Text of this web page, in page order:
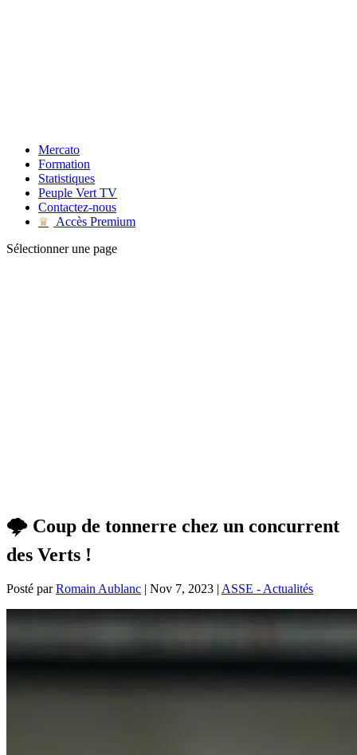
Mercato
Formation
Statistiques
Peuple Vert TV
Contactez-nous
♛
Accès Premium
Sélectionner une page
🌩 Coup de tonnerre chez un concurrent
des Verts !
Posté parRomain Aublanc | Nov 7, 2023 | ASSE - Actualités